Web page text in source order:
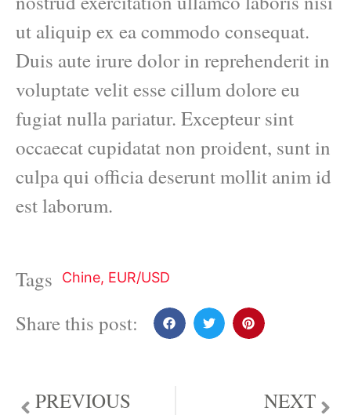
ut aliquip ex ea commodo consequat.
Duis aute irure dolor in reprehenderit in
voluptate velit esse cillum dolore eu
fugiat nulla pariatur. Excepteur sint
occaecat cupidatat non proident, sunt in
culpa qui officia deserunt mollit anim id
est laborum.
Tags Chine, EUR/USD
Share this post:
PREVIOUS NEXT